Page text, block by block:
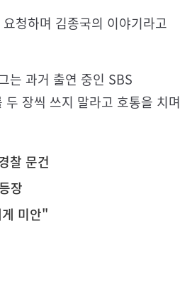
청하며 김종국의 이야기라고
는 과거 출연 중인 SBS
장씩 쓰지 말라고 호통을 치며
찰 문건
장
미안"